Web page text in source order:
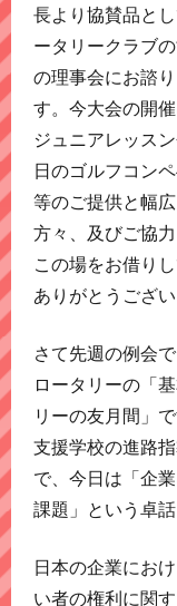
長より協賛品と
ータリークラブ
の理事会にお諮
す。今大会の開
ジュニアレッス
日のゴルフコン
等のご提供と幅
方々、及びご協
この場をお借り
ありがとうござい
さて先週の例会
ロータリーの「
リーの友月間」
支援学校の進路
で、今日は「企
課題」という卓
日本の企業にお
い者の権利に関